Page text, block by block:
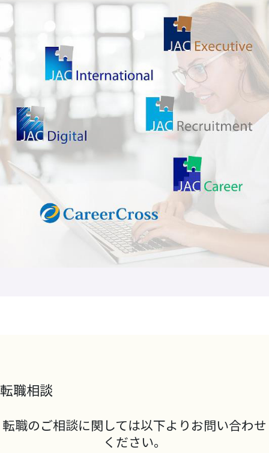
転職相談
転職のご相談に関しては以下よりお問い合わせ
ください。